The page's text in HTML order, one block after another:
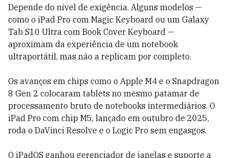
Depende do nível de exigência. Alguns modelos —
como o iPad Pro com Magic Keyboard ou um Galaxy
Tab S10 Ultra com Book Cover Keyboard —
aproximam da experiência de um notebook
ultraportátil, mas não a replicam por completo.
Os avanços em chips como o Apple M4 e o Snapdragon
8 Gen 2 colocaram tablets no mesmo patamar de
processamento bruto de notebooks intermediários. O
iPad Pro com chip M5, lançado em outubro de 2025,
roda o DaVinci Resolve e o Logic Pro sem engasgos.
O iPadOS ganhou gerenciador de janelas e suporte a